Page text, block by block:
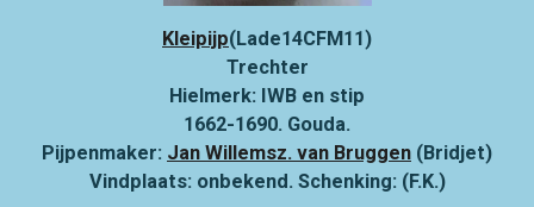
Kleipijp(Lade14CFM11)
Trechter
Hielmerk: IWB en stip
1662-1690. Gouda.
Pijpenmaker: Jan Willemsz. van Bruggen (Bridjet)
Vindplaats: onbekend. Schenking: (F.K.)